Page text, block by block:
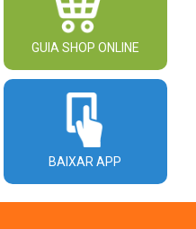
GUIA SHOP ONLINE
BAIXAR APP